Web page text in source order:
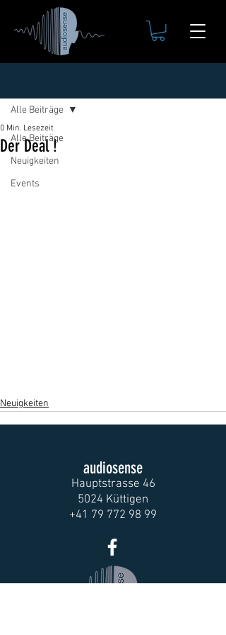
Alle Beiträge
Neuigkeiten
Events
Alle Beiträge
Der Deal !
0 Min. Lesezeit
Neuigkeiten
audiosense
Hauptstrasse 46
5024 Küttigen
+41 79 772 98 99